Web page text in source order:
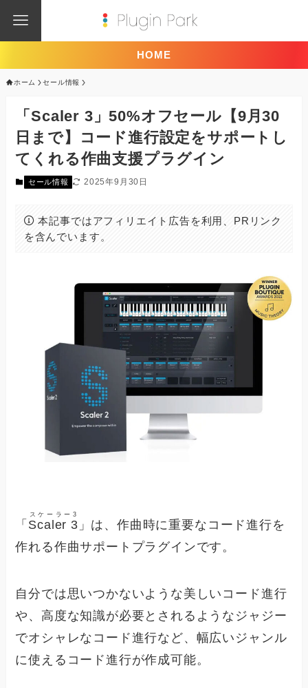
HOME
ホーム セール情報
「Scaler 3」50%オフセール【9月30
日まで】コード進行設定をサポートし
てくれる作曲支援プラグイン
セール情報 2025年9月30日
本記事ではアフィリエイト広告を利用、PRリンク
を含んでいます。
「 Scaler 3
スケーラー3
」は、作曲時に重要なコード進行を
作れる作曲サポートプラグインです。
自分では思いつかないような美しいコード進行
や、高度な知識が必要とされるようなジャジー
でオシャレなコード進行など、幅広いジャンル
に使えるコード進行が作成可能。